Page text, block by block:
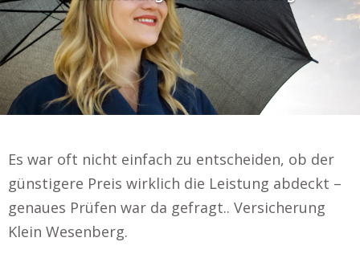
Es war oft nicht einfach zu entscheiden, ob der
günstigere Preis wirklich die Leistung abdeckt –
genaues Prüfen war da gefragt.. Versicherung
Klein Wesenberg.